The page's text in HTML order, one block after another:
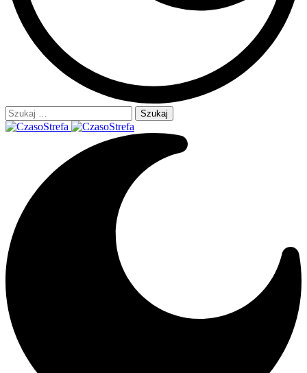
Szukaj: